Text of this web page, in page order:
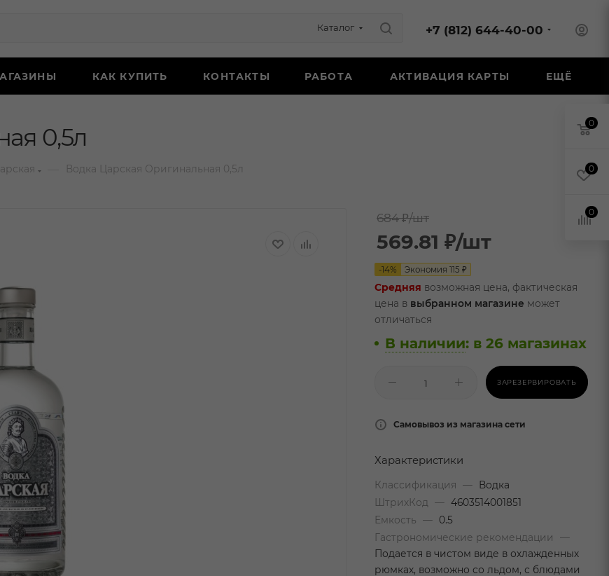
Каталог +7 (812) 644-40-00
КАК КУПИТЬ КОНТАКТЫ РАБОТА АКТИВАЦИЯ КАРТЫ ЕЩЁ
0,5л
Водка Царская Оригинальная 0,5л
684 ₽/шт
569.81 ₽/шт
-14% Экономия 115 ₽
Средняя возможная цена, фактическая
цена в выбранном магазине может
отличаться
В наличии: в 26 магазинах
ЗАРЕЗЕРВИРОВАТЬ
Самовывоз из магазина сети
Характеристики
Классификация —
Водка
ШтрихКод
— 4603514001851
Емкость
—
0.5
Гастрономические рекомендации
—
Подается в чистом виде в охлажденных
рюмках, возможно со льдом, с блюдами
0
0
0